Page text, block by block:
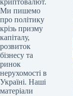
криптовалют.
Ми пишемо
про політику
крізь призму
капіталу,
розвиток
бізнесу та
ринок
нерухомості в
Україні. Наші
матеріали